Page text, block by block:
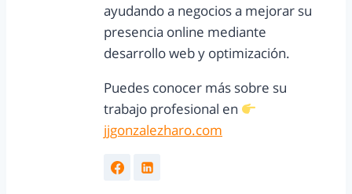
ayudando a negocios a mejorar su
presencia online mediante
desarrollo web y optimización.
Puedes conocer más sobre su
trabajo profesional en
jjgonzalezharo.com